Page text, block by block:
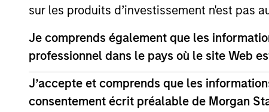
sur les produits d’investissement n'est pas
Je comprends également que les
professionnel dans le pays où le site Web
J’accepte et comprends que les
consentement écrit préalable de Morgan
L’objectif d'investissement du fonds
terme, mesurée en dollars américains,
répondent aux défis environnementaux